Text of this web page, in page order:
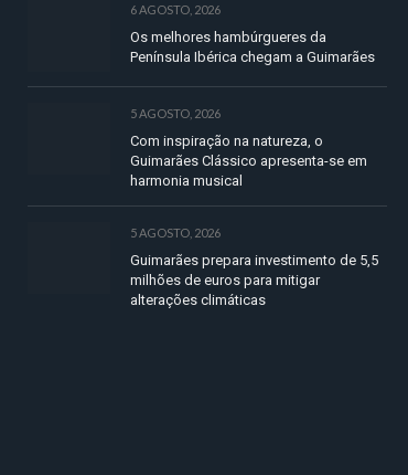
6 AGOSTO, 2026
Os melhores hambúrgueres da
Península Ibérica chegam a Guimarães
5 AGOSTO, 2026
Com inspiração na natureza, o
Guimarães Clássico apresenta-se em
harmonia musical
5 AGOSTO, 2026
Guimarães prepara investimento de 5,5
milhões de euros para mitigar
alterações climáticas